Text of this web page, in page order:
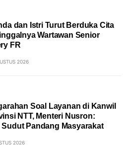
dan Istri Turut Berduka Cita
Wartawan Senior
FR
2026
Soal Layanan di Kanwil
NTT, Menteri Nusron:
Pandang Masyarakat
2026